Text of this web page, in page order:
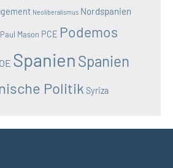
Neoliberalismus Nordspanien
Paul Mason PCE Podemos
Spanien Spanien
Politik Syriza